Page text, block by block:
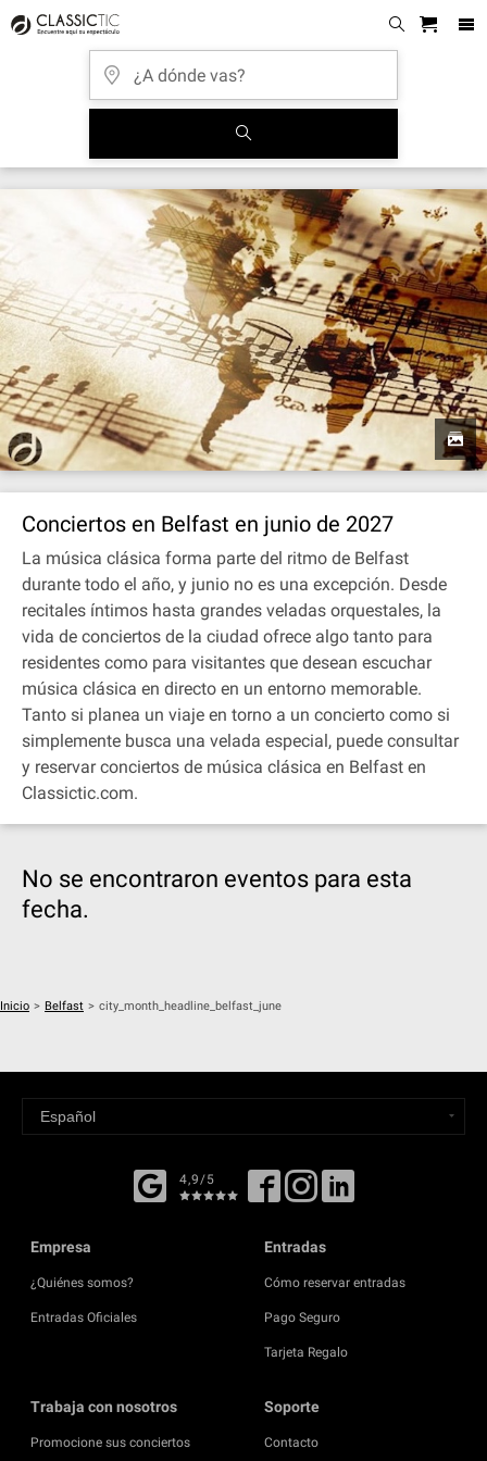
Conciertos en Belfast en junio de 2027
La música clásica forma parte del ritmo de Belfast
durante todo el año, y junio no es una excepción. Desde
recitales íntimos hasta grandes veladas orquestales, la
vida de conciertos de la ciudad ofrece algo tanto para
residentes como para visitantes que desean escuchar
música clásica en directo en un entorno memorable.
Tanto si planea un viaje en torno a un concierto como si
simplemente busca una velada especial, puede consultar
y reservar conciertos de música clásica en Belfast en
Classictic.com.
No se encontraron eventos para esta
fecha.
Inicio > Belfast > city_month_headline_belfast_june
4,9/5
Empresa
¿Quiénes somos?
Entradas Oficiales
Entradas
Cómo reservar entradas
Pago Seguro
Tarjeta Regalo
Trabaja con nosotros
Promocione sus conciertos
Soporte
Contacto